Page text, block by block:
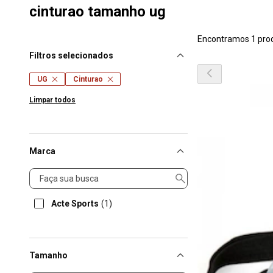
cinturao tamanho ug
Filtros selecionados
UG Cinturao
Limpar todos
Marca
Marca
Acte Sports (1)
Tamanho
Encontramos 1